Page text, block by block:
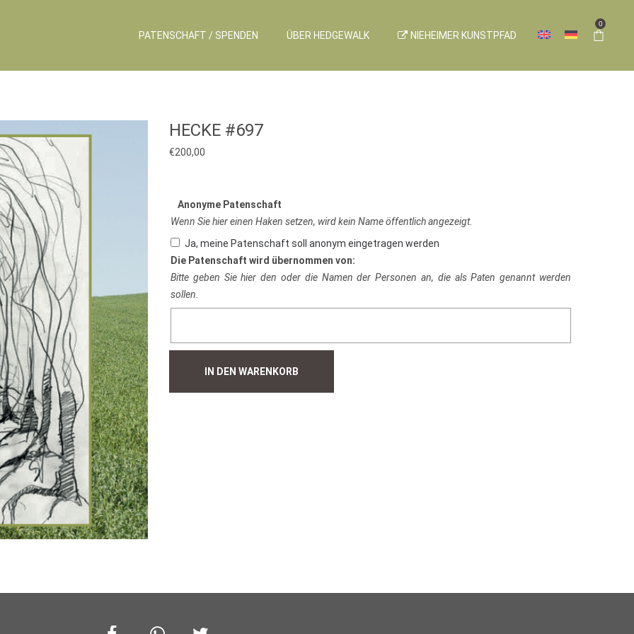
PATENSCHAFT / SPENDEN ÜBER HEDGEWALK NIEHEIMER KUNSTPFAD
0
HECKE #697
€200,00
Anonyme Patenschaft
Wenn Sie hier einen Haken setzen, wird kein Name öffentlich angezeigt.
Ja, meine Patenschaft soll anonym eingetragen werden
Die Patenschaft wird übernommen von:
Bitte geben Sie hier den oder die Namen der Personen an, die als Paten genannt werden
sollen.
Menge
IN DEN WARENKORB